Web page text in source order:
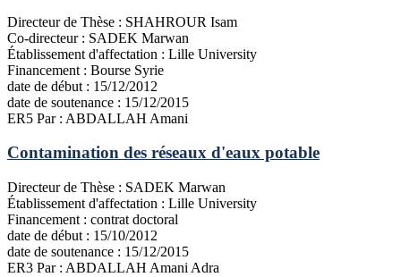
Directeur de Thèse : SHAHROUR Isam
Co-directeur : SADEK Marwan
Établissement d'affectation : Lille University
Financement : Bourse Syrie
date de début : 15/12/2012
date de soutenance : 15/12/2015
ER5 Par : ABDALLAH Amani
Contamination des réseaux d'eaux potable
Directeur de Thèse : SADEK Marwan
Établissement d'affectation : Lille University
Financement : contrat doctoral
date de début : 15/10/2012
date de soutenance : 15/12/2015
ER3 Par : ABDALLAH Amani Adra